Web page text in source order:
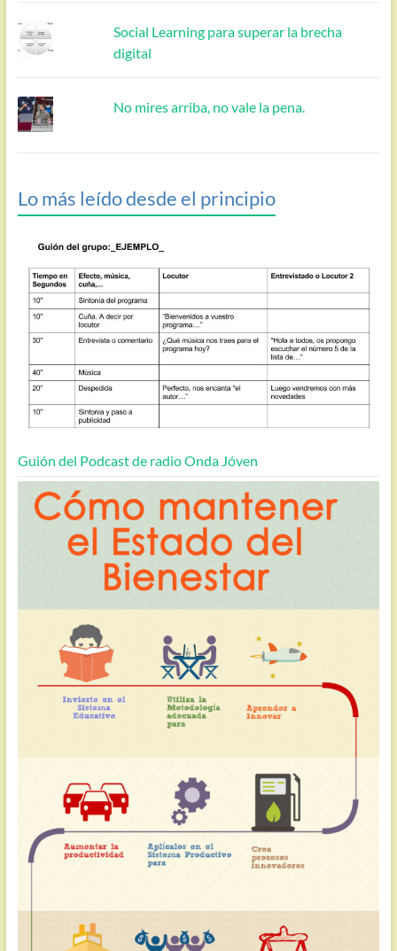
Social Learning para superar la brecha
digital
No mires arriba, no vale la pena.
Lo más leído desde el principio
Guión del Podcast de radio Onda Jóven